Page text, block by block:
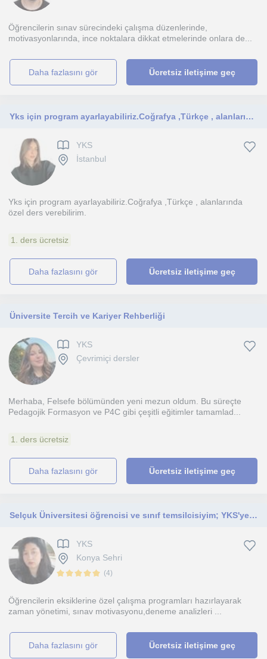
Öğrencilerin sınav sürecindeki çalışma düzenlerinde,
motivasyonlarında, ince noktalara dikkat etmelerinde onlara de...
daha fazlasını gör Ücretsiz iletişime geç
Yks için program ayarlayabiliriz.Coğrafya ,Türkçe , alanlarında özel ders verebilirim
YKS
İstanbul
Yks için program ayarlayabiliriz.Coğrafya ,Türkçe , alanlarında
özel ders verebilirim.
1. ders ücretsiz
daha fazlasını gör Ücretsiz iletişime geç
Üniversite Tercih ve Kariyer Rehberliği
YKS
Çevrimiçi dersler
Merhaba, Felsefe bölümünden yeni mezun oldum. Bu süreçte
Pedagojik Formasyon ve P4C gibi çeşitli eğitimler tamamlad...
1. ders ücretsiz
daha fazlasını gör Ücretsiz iletişime geç
​Selçuk Üniversitesi öğrencisi ve sınıf temsilcisiyim; YKS'ye hazırlanan öğrencilere hedef belirleme ve çalışma rehberliği sunuyor
YKS
Konya Sehri
(4)
Öğrencilerin eksiklerine özel çalışma programları hazırlayarak
zaman yönetimi, sınav motivasyonu,deneme analizleri ...
daha fazlasını gör Ücretsiz iletişime geç